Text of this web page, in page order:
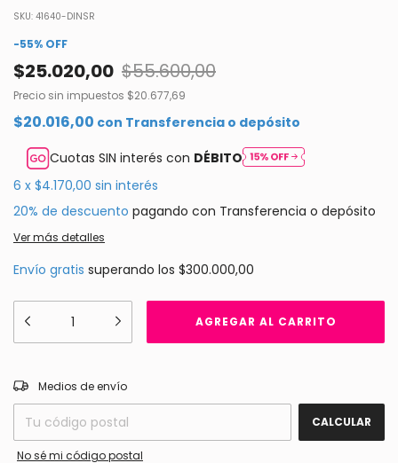
SKU: 41640-DINSR
-55% OFF
$25.020,00 $55.600,00
Precio sin impuestos $20.677,69
$20.016,00 con Transferencia o depósito
Cuotas SIN interés con DÉBITO
6 x $4.170,00 sin interés
20% de descuento pagando con Transferencia o depósito
Ver más detalles
Envío gratis superando los $300.000,00
Entregas para el CP:
Medios de envío
CALCULAR
No sé mi código postal